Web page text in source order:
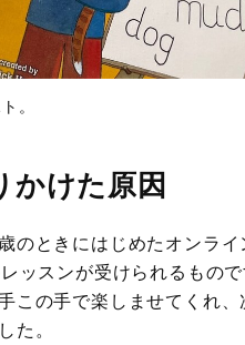
。
かけた原因
ときにはじめたオンライ
ッスンが受けられるもの
この手で楽しませてくれ
た。